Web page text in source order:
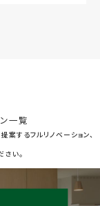
一覧
するフルリノベーション、
い。